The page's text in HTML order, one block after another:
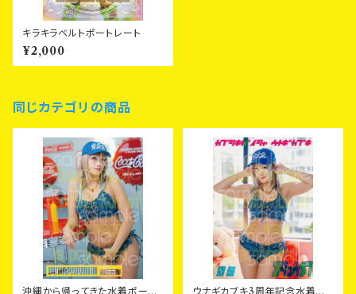
キラキラベルトポートレート
¥2,000
同じカテゴリの商品
沖縄から帰ってきた水着ポート ウナギカブキ3周年記念水着ポ